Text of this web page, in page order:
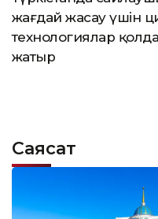
жағдай жасау үшін
технологиялар
жатыр
Саясат